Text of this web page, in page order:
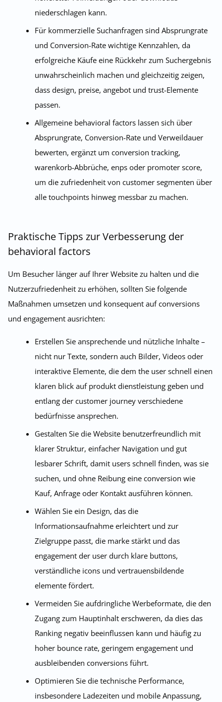
niederschlagen kann.
Für kommerzielle Suchanfragen sind Absprungrate
und Conversion-Rate wichtige Kennzahlen, da
erfolgreiche Käufe eine Rückkehr zum Suchergebnis
unwahrscheinlich machen und gleichzeitig zeigen,
dass design, preise, angebot und trust-Elemente
passen.
Allgemeine behavioral factors lassen sich über
Absprungrate, Conversion-Rate und Verweildauer
bewerten, ergänzt um conversion tracking,
warenkorb-Abbrüche, enps oder promoter score,
um die zufriedenheit von customer segmenten über
alle touchpoints hinweg messbar zu machen.
Praktische Tipps zur Verbesserung der
behavioral factors
Um Besucher länger auf Ihrer Website zu halten und die
Nutzerzufriedenheit zu erhöhen, sollten Sie folgende
Maßnahmen umsetzen und konsequent auf conversions
und engagement ausrichten:
Erstellen Sie ansprechende und nützliche Inhalte –
nicht nur Texte, sondern auch Bilder, Videos oder
interaktive Elemente, die dem the user schnell einen
klaren blick auf produkt dienstleistung geben und
entlang der customer journey verschiedene
bedürfnisse ansprechen.
Gestalten Sie die Website benutzerfreundlich mit
klarer Struktur, einfacher Navigation und gut
lesbarer Schrift, damit users schnell finden, was sie
suchen, und ohne Reibung eine conversion wie
Kauf, Anfrage oder Kontakt ausführen können.
Wählen Sie ein Design, das die
Informationsaufnahme erleichtert und zur
Zielgruppe passt, die marke stärkt und das
engagement der user durch klare buttons,
verständliche icons und vertrauensbildende
elemente fördert.
Vermeiden Sie aufdringliche Werbeformate, die den
Zugang zum Hauptinhalt erschweren, da dies das
Ranking negativ beeinflussen kann und häufig zu
hoher bounce rate, geringem engagement und
ausbleibenden conversions führt.
Optimieren Sie die technische Performance,
insbesondere Ladezeiten und mobile Anpassung,